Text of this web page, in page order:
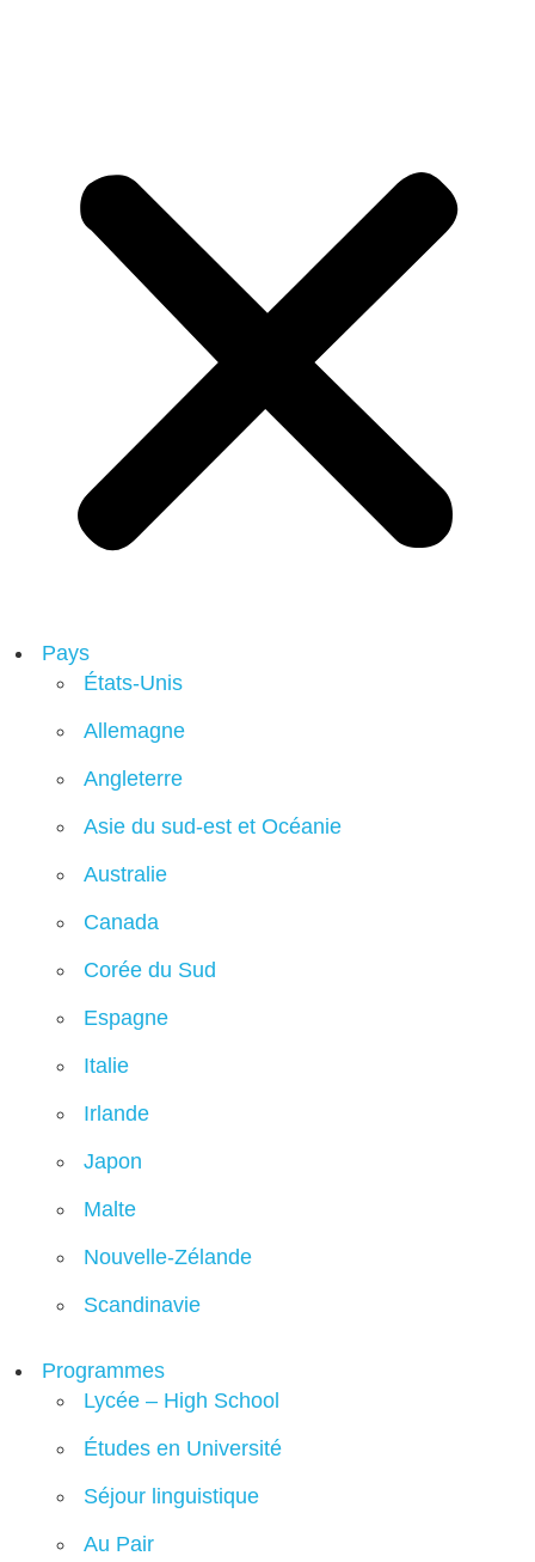
Pays
États-Unis
Allemagne
Angleterre
Asie du sud-est et Océanie
Australie
Canada
Corée du Sud
Espagne
Italie
Irlande
Japon
Malte
Nouvelle-Zélande
Scandinavie
Programmes
Lycée – High School
Études en Université
Séjour linguistique
Au Pair